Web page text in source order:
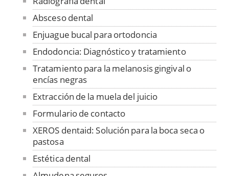
Absceso dental
Enjuague bucal para ortodoncia
Endodoncia: Diagnóstico y tratamiento
Tratamiento para la melanosis gingival o
encías negras
Extracción de la muela del juicio
Formulario de contacto
XEROS dentaid: Solución para la boca seca o
pastosa
Estética dental